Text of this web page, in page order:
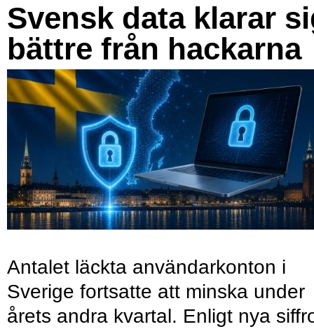
Svensk data klarar
bättre från hackarna
Antalet läckta användarkonton i
Sverige fortsatte att minska under
årets andra kvartal. Enligt nya